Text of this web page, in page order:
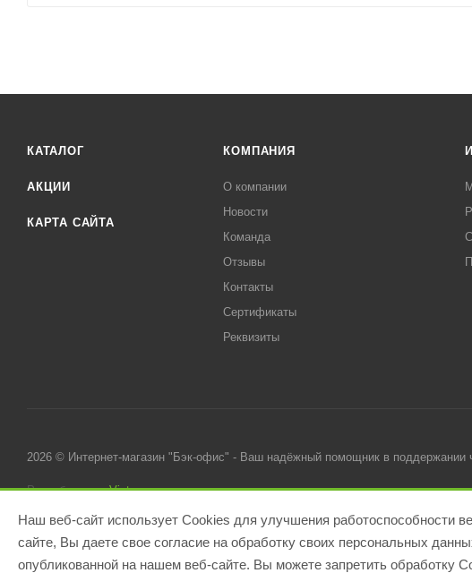
КАТАЛОГ
АКЦИИ
КАРТА САЙТА
КОМПАНИЯ
О компании
Новости
Команда
Отзывы
Контакты
Сертификаты
Реквизиты
2026 © Интернет-магазин "Бэк-офис" - Ваш надёжный помощник в поддержании
Разработано вVictory
Наш веб-сайт использует Cookies для улучшения работоспособности
сайте, Вы даете свое согласие на обработку своих персональных
опубликованной на нашем веб-сайте. Вы можете запретить обработку